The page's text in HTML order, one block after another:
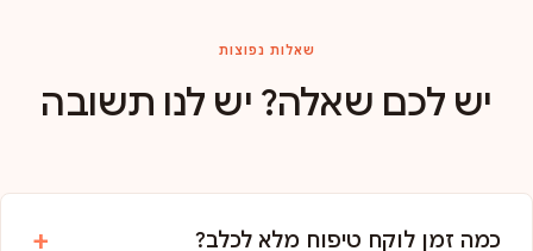
שאלות נפוצות
יש לכם שאלה? יש לנו תשובה
כמה זמן לוקח טיפוח מלא לכלב?